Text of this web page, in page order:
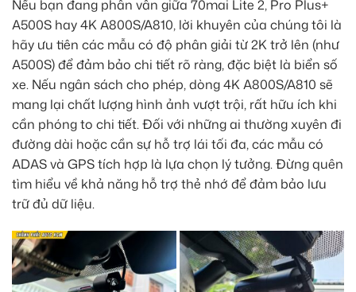
Nếu bạn đang phân vân giữa 70mai Lite 2, Pro Plus+
A500S hay 4K A800S/A810, lời khuyên của chúng tôi là
hãy ưu tiên các mẫu có độ phân giải từ 2K trở lên (như
A500S) để đảm bảo chi tiết rõ ràng, đặc biệt là biển số
xe. Nếu ngân sách cho phép, dòng 4K A800S/A810 sẽ
mang lại chất lượng hình ảnh vượt trội, rất hữu ích khi
cần phóng to chi tiết. Đối với những ai thường xuyên đi
đường dài hoặc cần sự hỗ trợ lái tối đa, các mẫu có
ADAS và GPS tích hợp là lựa chọn lý tưởng. Đừng quên
tìm hiểu về khả năng hỗ trợ thẻ nhớ để đảm bảo lưu
trữ đủ dữ liệu.